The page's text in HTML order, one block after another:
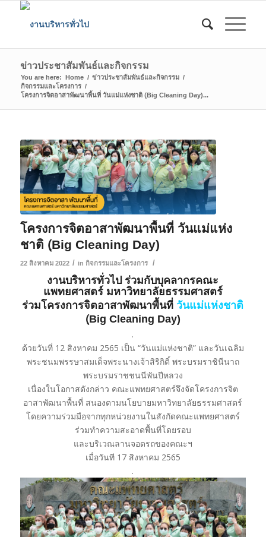
ข่าวประชาสัมพันธ์และกิจกรรม
You are here: Home / ข่าวประชาสัมพันธ์และกิจกรรม /
กิจกรรมและโครงการ /
โครงการจิตอาสาพัฒนาพื้นที่ วันแม่แห่งชาติ (ฺBig Cleaning Day)...
โครงการจิตอาสาพัฒนาพื้นที่ วันแม่แห่ง
ชาติ (ฺBig Cleaning Day)
22 สิงหาคม 2022 / in กิจกรรมและโครงการ /
งานบริหารทั่วไป ร่วมกับบุคลากรคณะ
แพทยศาสตร์ มหาวิทยาลัยธรรมศาสตร์
ร่วมโครงการจิตอาสาพัฒนาพื้นที่วันแม่แห่งชาติ
(ฺBig Cleaning Day)
.
ด้วยวันที่ 12 สิงหาคม 2565 เป็น “วันแม่แห่งชาติ” และวันเฉลิม
พระชนมพรรษาสมเด็จพระนางเจ้าสิริกิติ์ พระบรมราชินีนาถ
พระบรมราชชนนีพันปีหลวง
เนื่องในโอกาสดังกล่าว คณะแพทยศาสตร์จึงจัดโครงการจิต
อาสาพัฒนาพื้นที่ สนองตามนโยบายมหาวิทยาลัยธรรมศาสตร์
โดยความร่วมมือจากทุกหน่วยงานในสังกัดคณะแพทยศาสตร์
ร่วมทำความสะอาดพื้นที่โดยรอบ
และบริเวณลานจอดรถของคณะฯ
เมื่อวันที 17 สิงหาคม 2565
.